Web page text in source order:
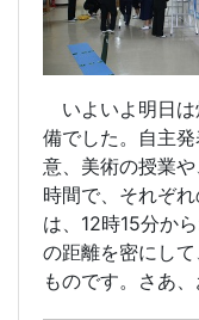
いよいよ明日は
備でした。自主
意、美術の授業
時間で、それぞ
は、12時15分か
の距離を密にし
ものです。さあ